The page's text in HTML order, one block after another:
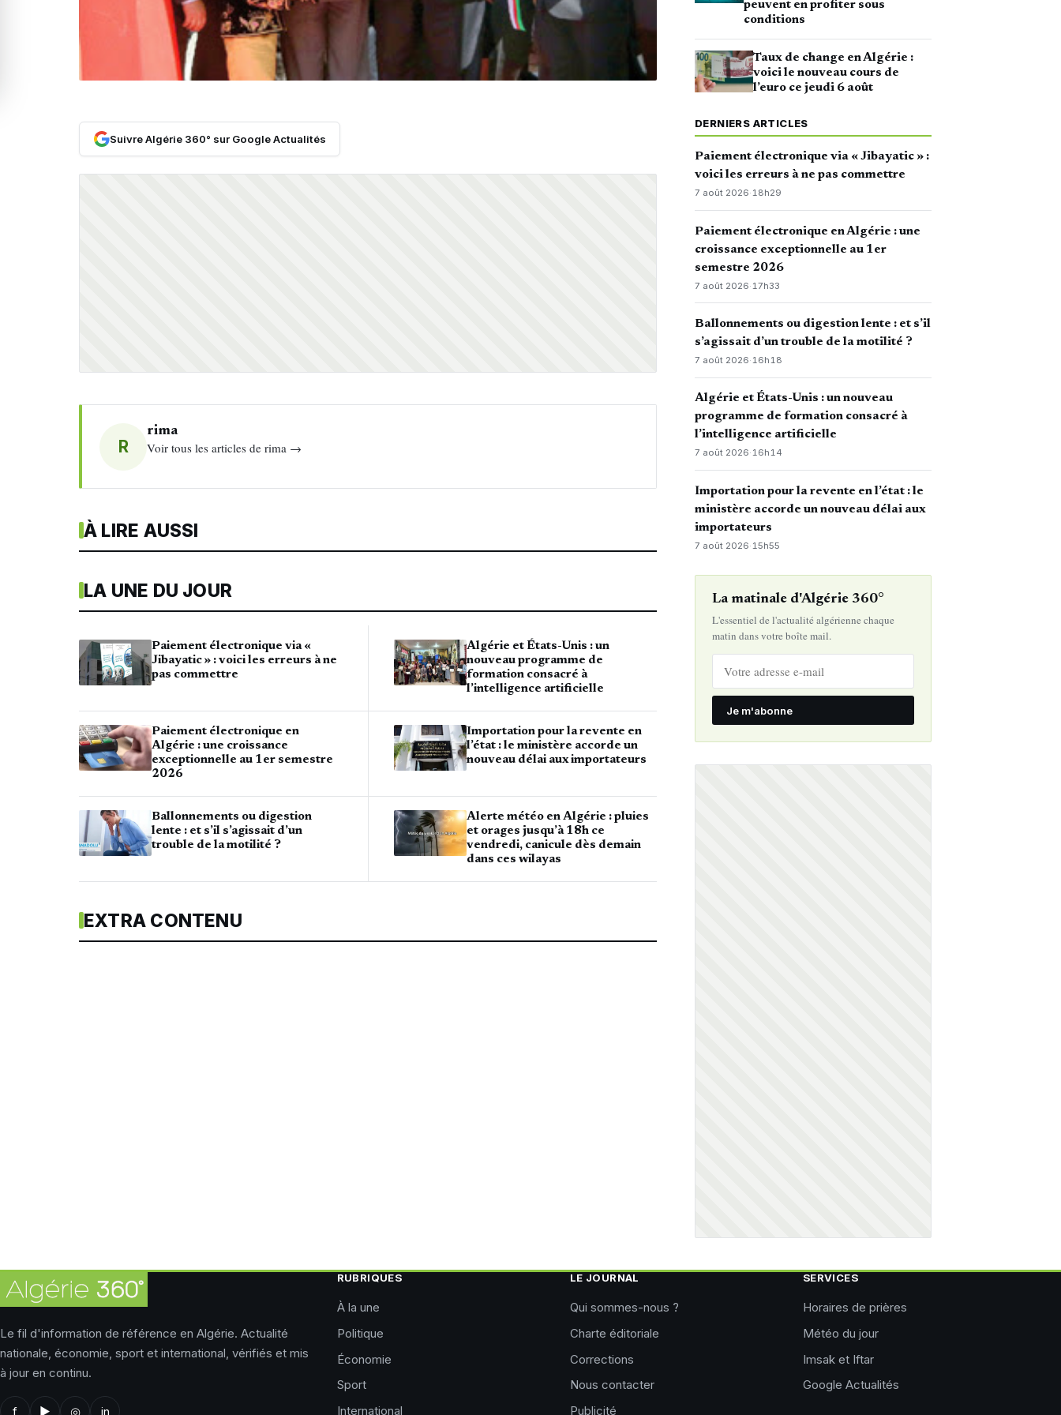
Suivre Algérie 360° sur Google Actualités
R
rima
Voir tous les articles de rima →
À LIRE AUSSI
LA UNE DU JOUR
Paiement électronique via «
Jibayatic » : voici les erreurs à ne
pas commettre
Paiement électronique en
Algérie : une croissance
exceptionnelle au 1er semestre
2026
Ballonnements ou digestion
lente : et s’il s’agissait d’un
trouble de la motilité ?
Algérie et États-Unis : un
nouveau programme de
formation consacré à
l’intelligence artificielle
Importation pour la revente en
l’état : le ministère accorde un
nouveau délai aux importateurs
Alerte météo en Algérie : pluies
et orages jusqu’à 18h ce
vendredi, canicule dès demain
dans ces wilayas
EXTRA CONTENU
peuvent en profiter sous
conditions
Taux de change en Algérie :
voici le nouveau cours de
l’euro ce jeudi 6 août
DERNIERS ARTICLES
Paiement électronique via « Jibayatic » :
voici les erreurs à ne pas commettre
7 août 2026·18h29
Paiement électronique en Algérie : une
croissance exceptionnelle au 1er
semestre 2026
7 août 2026· 17h33
Ballonnements ou digestion lente : et s’il
s’agissait d’un trouble de la motilité ?
7 août 2026·16h18
Algérie et États-Unis : un nouveau
programme de formation consacré à
l’intelligence artificielle
7 août 2026·16h14
Importation pour la revente en l’état : le
ministère accorde un nouveau délai aux
importateurs
7 août 2026· 15h55
La matinale d'Algérie 360°
L'essentiel de l'actualité algérienne chaque
matin dans votre boîte mail.
Je m'abonne
Le fil d'information de référence en Algérie. Actualité
nationale, économie, sport et international, vérifiés et mis
à jour en continu.
f ▶ ◎ in
RUBRIQUES
À la une
Politique
Économie
Sport
International
LE JOURNAL
Qui sommes-nous ?
Charte éditoriale
Corrections
Nous contacter
Publicité
SERVICES
Horaires de prières
Météo du jour
Imsak et Iftar
Google Actualités